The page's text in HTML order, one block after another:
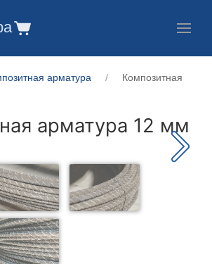
арматура
Композитная
арматура 12 мм